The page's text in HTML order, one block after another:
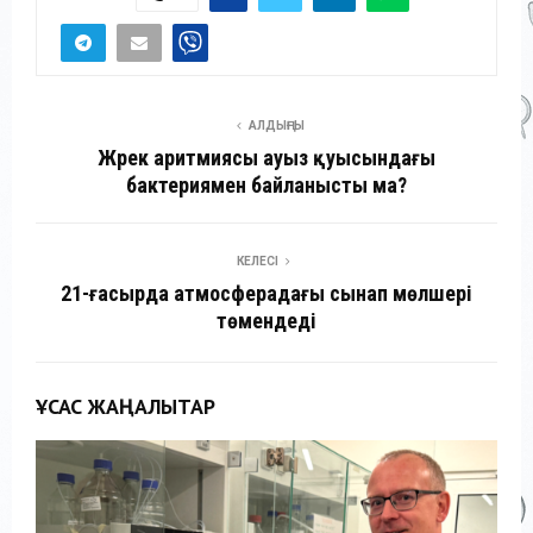
АЛДЫҢҒЫ
Жүрек аритмиясы ауыз қуысындағы
бактериямен байланысты ма?
КЕЛЕСІ
21-ғасырда атмосферадағы сынап мөлшері
төмендеді
ҰҚСАС ЖАҢАЛЫҚТАР